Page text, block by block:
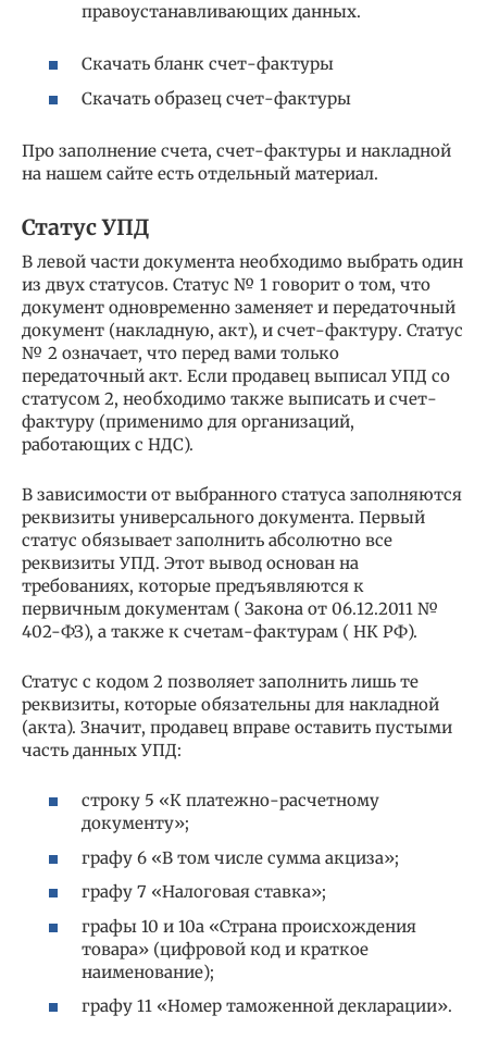
правоустанавливающих данных.
Скачать бланк счет-фактуры
Скачать образец счет-фактуры
Про заполнение счета, счет-фактуры и накладной
на нашем сайте есть отдельный материал.
Статус УПД
В левой части документа необходимо выбрать один
из двух статусов. Статус № 1 говорит о том, что
документ одновременно заменяет и передаточный
документ (накладную, акт), и счет-фактуру. Статус
№ 2 означает, что перед вами только
передаточный акт. Если продавец выписал УПД со
статусом 2, необходимо также выписать и счет-
фактуру (применимо для организаций,
работающих с НДС).
В зависимости от выбранного статуса заполняются
реквизиты универсального документа. Первый
статус обязывает заполнить абсолютно все
реквизиты УПД. Этот вывод основан на
требованиях, которые предъявляются к
первичным документам ( Закона от 06.12.2011 №
402-ФЗ), а также к счетам-фактурам ( НК РФ).
Статус с кодом 2 позволяет заполнить лишь те
реквизиты, которые обязательны для накладной
(акта). Значит, продавец вправе оставить пустыми
часть данных УПД:
строку 5 «К платежно-расчетному
документу»;
графу 6 «В том числе сумма акциза»;
графу 7 «Налоговая ставка»;
графы 10 и 10а «Страна происхождения
товара» (цифровой код и краткое
наименование);
графу 11 «Номер таможенной декларации».